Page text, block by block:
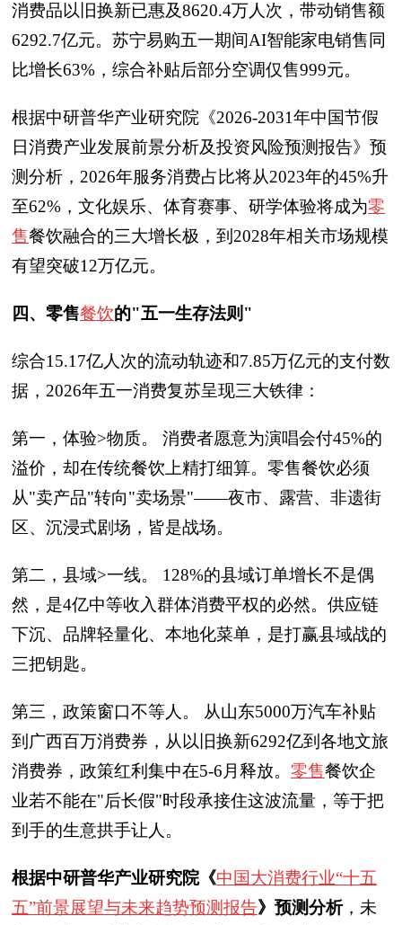
消费品以旧换新已惠及8620.4万人次，带动销售额
6292.7亿元。苏宁易购五一期间AI智能家电销售同
比增长63%，综合补贴后部分空调仅售999元。
根据中研普华产业研究院《2026-2031年中国节假
日消费产业发展前景分析及投资风险预测报告》预
测分析，2026年服务消费占比将从2023年的45%升
至62%，文化娱乐、体育赛事、研学体验将成为零
售餐饮融合的三大增长极，到2028年相关市场规模
有望突破12万亿元。
四、零售餐饮的"五一生存法则"
综合15.17亿人次的流动轨迹和7.85万亿元的支付数
据，2026年五一消费复苏呈现三大铁律：
第一，体验>物质。 消费者愿意为演唱会付45%的
溢价，却在传统餐饮上精打细算。零售餐饮必须
从"卖产品"转向"卖场景"——夜市、露营、非遗街
区、沉浸式剧场，皆是战场。
第二，县域>一线。 128%的县域订单增长不是偶
然，是4亿中等收入群体消费平权的必然。供应链
下沉、品牌轻量化、本地化菜单，是打赢县域战的
三把钥匙。
第三，政策窗口不等人。 从山东5000万汽车补贴
到广西百万消费券，从以旧换新6292亿到各地文旅
消费券，政策红利集中在5-6月释放。 零售餐饮企
业若不能在"后长假"时段承接住这波流量，等于把
到手的生意拱手让人。
根据中研普华产业研究院《中国大消费行业“十五
五”前景展望与未来趋势预测报告》预测分析，未